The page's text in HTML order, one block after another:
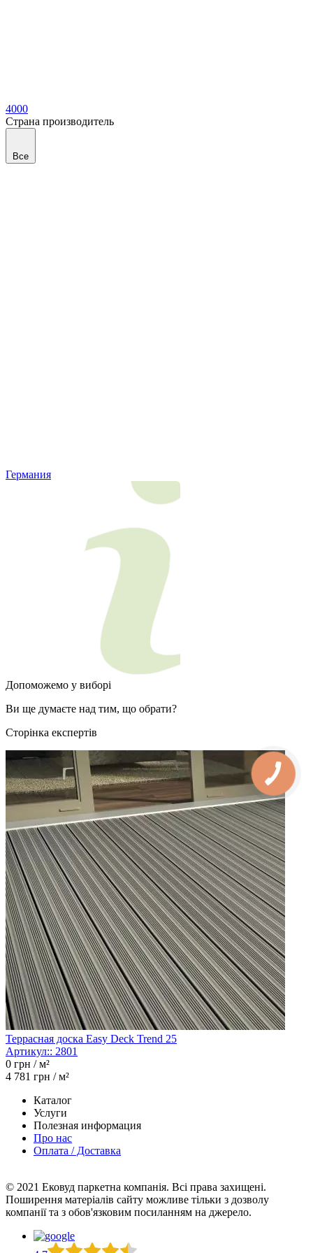
4000
Страна производитель
Все
Германия
Допоможемо у виборі
Ви ще думаєте над тим, що обрати?
Сторінка експертів
Террасная доска Easy Deck Trend 25
Артикул:: 2801
0 грн / м²
4 781 грн / м²
Каталог
Услуги
Полезная информация
Про нас
Оплата / Доставка
© 2021 Ековуд паркетна компанія. Всі права захищені.
Поширення матеріалів сайту можливе тільки з дозволу
компанії та з обов'язковим посиланням на джерело.